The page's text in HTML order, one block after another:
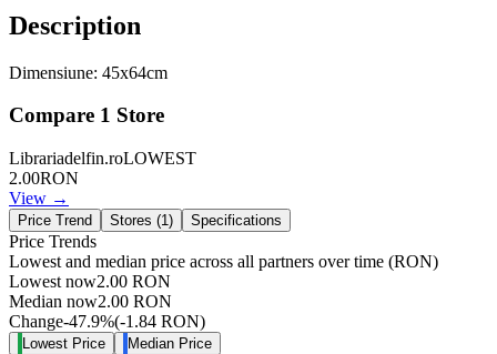
Description
Dimensiune: 45x64cm
Compare 1 Store
Librariadelfin.roLOWEST
2.00RON
View →
Price Trend Stores (1) Specifications
Price Trends
Lowest and median price across all partners over time (RON)
Lowest now2.00 RON
Median now2.00 RON
Change-47.9%(-1.84 RON)
Lowest Price Median Price